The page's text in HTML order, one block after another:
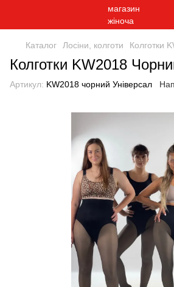
Каталог Лосіни, колготи Колготки
Колготки KW2018
Артикул: KW2018 чорний Універсал